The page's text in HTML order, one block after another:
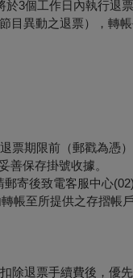
3個工作日內執行退票
異動之退票），轉帳
票期限前（郵戳為憑
善保存掛號收據。
寄後致電客服中心
帳至所提供之存摺帳
除退票手續費後，優